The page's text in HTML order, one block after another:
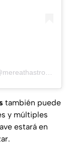
también puede
y múltiples
estará en